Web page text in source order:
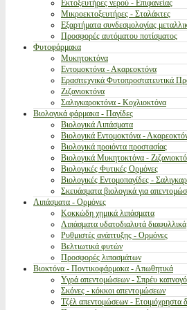
Εκτοξευτήρες νερού - Επιφανείας
Μικροεκτοξευτήρες - Σταλάκτες
Εξαρτήματα συνδεσμολογίας
Προσφορές αυτόματου ποτίσματος
Φυτοφάρμακα
Μυκητοκτόνα
Εντομοκτόνα - Ακαρεοκτόνα
Ερασιτεχνικά Φυτοπροστατευτικά
Ζιζανιοκτόνα
Σαλιγκαροκτόνα - Κοχλιοκτόνα
Βιολογικά φάρμακα - Παγίδες
Βιολογικά Λιπάσματα
Βιολογικά Εντομοκτόνα -
Βιολογικά προιόντα προστασίας
Βιολογικά Μυκητοκτόνα -
Βιολογικές Φυτικές Ορμόνες
Βιολογικές Εντομοπαγίδες -
Σκευάσματα βιολογικά για
Λιπάσματα - Ορμόνες
Κοκκώδη χημικά λιπάσματα
Λιπάσματα υδατοδιαλυτά διαφυλλικά
Ρυθμιστές ανάπτυξης - Ορμόνες
Βελτιωτικά φυτών
Προσφορές λιπασμάτων
Βιοκτόνα - Ποντικοφάρμακα - Απωθητικά
Υγρά απεντομώσεων - Σπρέυ
Σκόνες - κόκκοι απεντομώσεων
Τζέλ απεντομώσεων - Ετοιμόχρηστα